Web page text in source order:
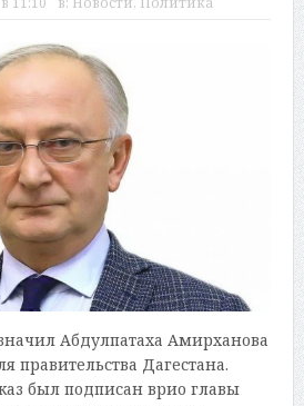
Абдулпатаха Амирханова
правительства Дагестана.
был подписан врио главы